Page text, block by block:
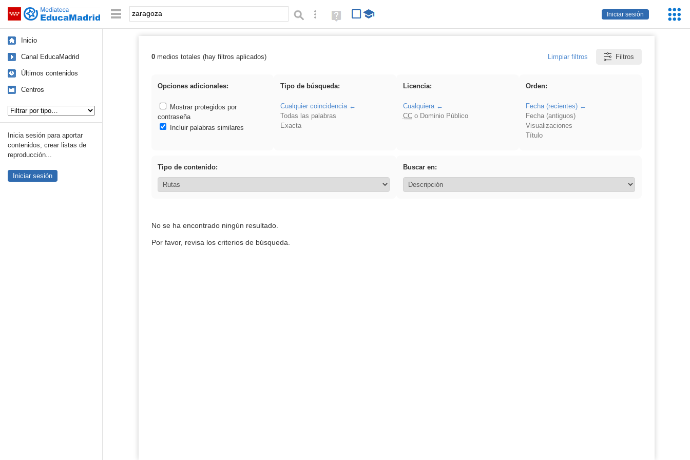
Saltar navegación
Iniciar sesión
Palabra o frase: Búsqueda avanzada
Ayuda
(en
Inicio
Canal EducaMadrid
Últimos contenidos
Centros
Inicia sesión para aportar
contenidos, crear listas de
reproducción...
Iniciar sesión
Resultados de: zaragoza
0medios totales (hay filtros aplicados) Limpiar filtros Filtros
Opciones adicionales:
Mostrar protegidos por
contraseña
Incluir palabras similares
Tipo de búsqueda:
Cualquier coincidencia
Todas las palabras
Exacta
Licencia:
Cualquiera
CCo Dominio Público
Orden:
Fecha (recientes)
Fecha (antiguos)
Visualizaciones
Título
Tipo de contenido: Buscar en:
No se ha encontrado ningún resultado.
Por favor, revisa los criterios de búsqueda.